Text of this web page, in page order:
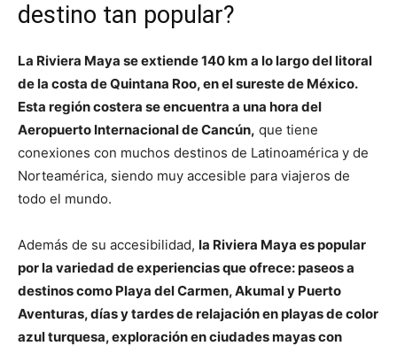
destino tan popular?
La Riviera Maya se extiende 140 km a lo largo del litoral
de la costa de Quintana Roo, en el sureste de México.
Esta región costera se encuentra a una hora del
Aeropuerto Internacional de Cancún, que tiene
conexiones con muchos destinos de Latinoamérica y de
Norteamérica, siendo muy accesible para viajeros de
todo el mundo.
Además de su accesibilidad, la Riviera Maya es popular
por la variedad de experiencias que ofrece: paseos a
destinos como Playa del Carmen, Akumal y Puerto
Aventuras, días y tardes de relajación en playas de color
azul turquesa, exploración en ciudades mayas con